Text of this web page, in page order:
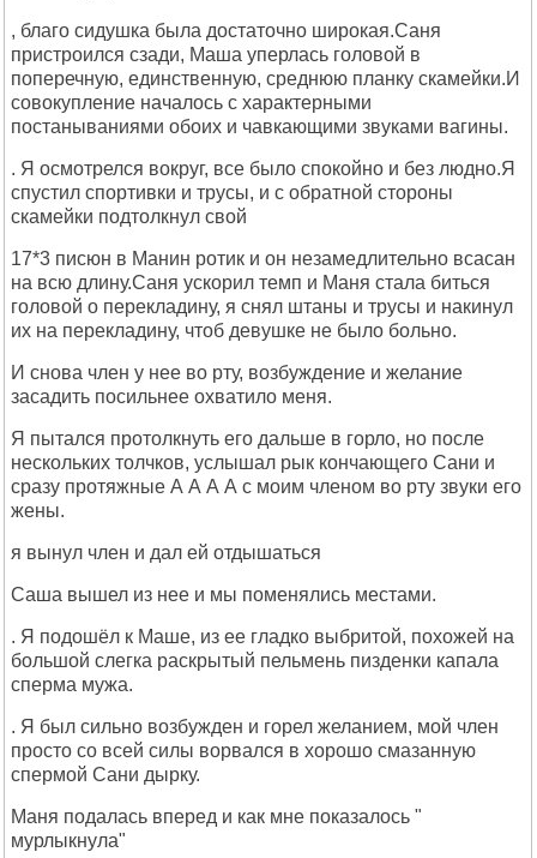
, благо сидушка была достаточно широкая.Саня
пристроился сзади, Маша уперлась головой в
поперечную, единственную, среднюю планку скамейки.И
совокупление началось с характерными
постанываниями обоих и чавкающими звуками вагины.
. Я осмотрелся вокруг, все было спокойно и без людно.Я
спустил спортивки и трусы, и с обратной стороны
скамейки подтолкнул свой
17*3 писюн в Манин ротик и он незамедлительно всасан
на всю длину.Саня ускорил темп и Маня стала биться
головой о перекладину, я снял штаны и трусы и накинул
их на перекладину, чтоб девушке не было больно.
И снова член у нее во рту, возбуждение и желание
засадить посильнее охватило меня.
Я пытался протолкнуть его дальше в горло, но после
нескольких толчков, услышал рык кончающего Сани и
сразу протяжные А А А А с моим членом во рту звуки его
жены.
я вынул член и дал ей отдышаться
Саша вышел из нее и мы поменялись местами.
. Я подошёл к Маше, из ее гладко выбритой, похожей на
большой слегка раскрытый пельмень пизденки капала
сперма мужа.
. Я был сильно возбужден и горел желанием, мой член
просто со всей силы ворвался в хорошо смазанную
спермой Сани дырку.
Маня подалась вперед и как мне показалось "
мурлыкнула"